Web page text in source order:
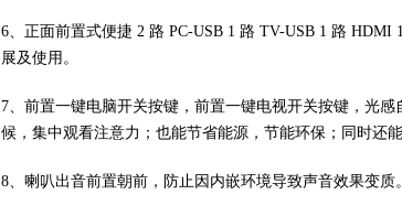
6、 正面前置式便捷 2 路 PC-USB 1 路 TV-USB 1 路 HDMI 1
展及使用。
7、 前置一键电脑开关按键，前置一键电视开关按键，光
候，集中观看注意力；也能节省能源，节能环保；同时还
8、 喇叭出音前置朝前，防止因内嵌环境导致声音效果变质。